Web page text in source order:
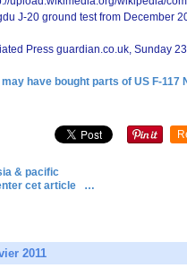
J-20 ground test from December
Press guardian.co.uk, Sunday
have bought parts of US F-
& pacific
cet article
…
2011